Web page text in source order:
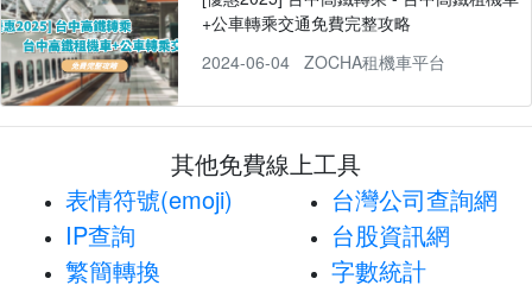
+公車轉乘交通免費完整攻略
2024-06-04
ZOCHA租機車平台
其他免費線上工具
表情符號(emoji)
IP查詢
繁簡轉換
台灣公司查詢網
台股資訊網
字數統計